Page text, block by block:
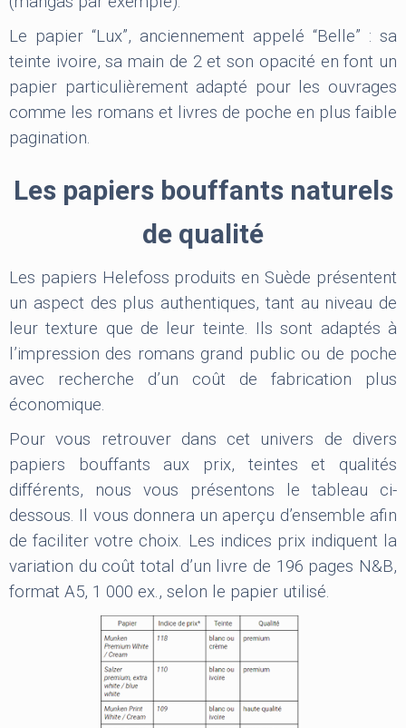
Le papier “Lux”, anciennement appelé “Belle” : sa
teinte ivoire, sa main de 2 et son opacité en font un
papier particulièrement adapté pour les ouvrages
comme les romans et livres de poche en plus faible
pagination.
Les papiers bouffants naturels
de qualité
Les papiers Helefoss produits en Suède présentent
un aspect des plus authentiques, tant au niveau de
leur texture que de leur teinte. Ils sont adaptés à
l’impression des romans grand public ou de poche
avec recherche d’un coût de fabrication plus
économique.
Pour vous retrouver dans cet univers de divers
papiers bouffants aux prix, teintes et qualités
différents, nous vous présentons le tableau ci-
dessous. Il vous donnera un aperçu d’ensemble afin
de faciliter votre choix. Les indices prix indiquent la
variation du coût total d’un livre de 196 pages N&B,
format A5, 1 000 ex., selon le papier utilisé.